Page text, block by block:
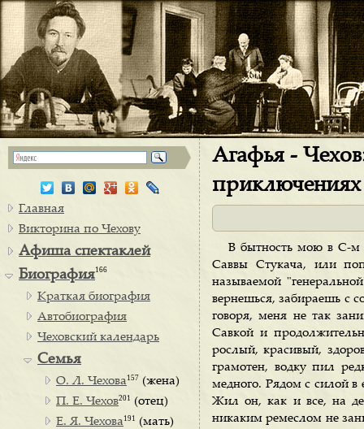
Агафья -
приключениях
В бытность мою в С-м
Саввы Стукача, или
называемой
вернешься, забираешь с
говоря, меня не так
Савкой и
рослый, красивый,
грамотен, водку пил
медного. Рядом с силой в
Жил он, как и все, на
никаким ремеслом не
Главная
Викторина по Чехову
Афиша спектаклей
Биография166
Краткая биография
Автобиография
Чеховский календарь
Семья
О. Л. Чехова 157 (жена)
П. Е. Чехов201 (отец)
Е. Я. Чехова 191 (мать)